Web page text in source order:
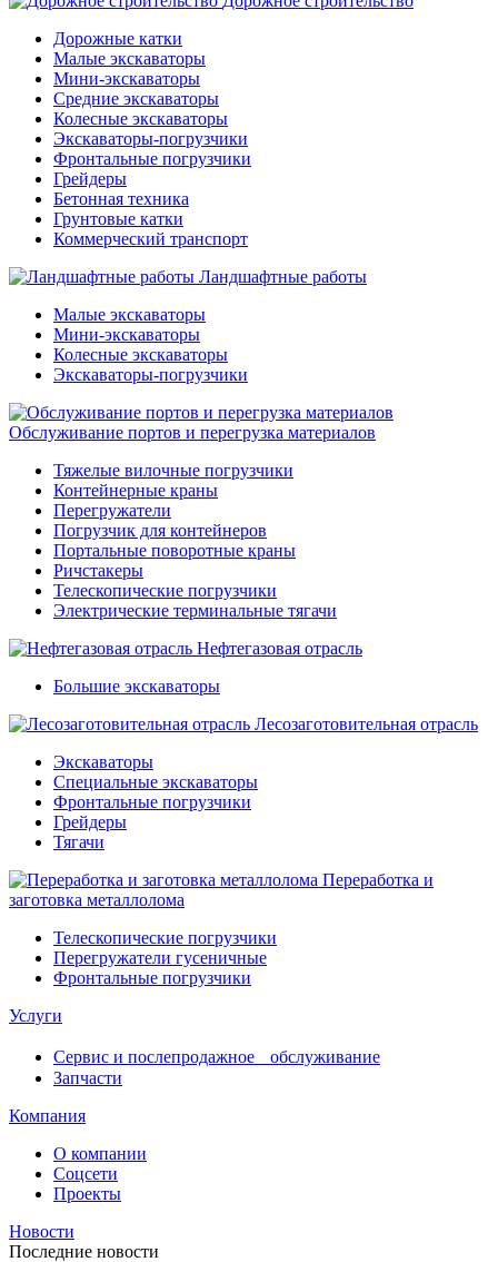
Дорожные катки
Малые экскаваторы
Мини-экскаваторы
Средние экскаваторы
Колесные экскаваторы
Экскаваторы-погрузчики
Фронтальные погрузчики
Грейдеры
Бетонная техника
Грунтовые катки
Коммерческий транспорт
Ландшафтные работы
Малые экскаваторы
Мини-экскаваторы
Колесные экскаваторы
Экскаваторы-погрузчики
Обслуживание портов и перегрузка материалов
Тяжелые вилочные погрузчики
Контейнерные краны
Перегружатели
Погрузчик для контейнеров
Портальные поворотные краны
Ричстакеры
Телескопические погрузчики
Электрические терминальные тягачи
Нефтегазовая отрасль
Большие экскаваторы
Лесозаготовительная отрасль
Экскаваторы
Специальные экскаваторы
Фронтальные погрузчики
Грейдеры
Тягачи
Переработка и
заготовка металлолома
Телескопические погрузчики
Перегружатели гусеничные
Фронтальные погрузчики
Услуги
Сервис и послепродажное обслуживание
Запчасти
Компания
О компании
Соцсети
Проекты
Новости
Последние новости